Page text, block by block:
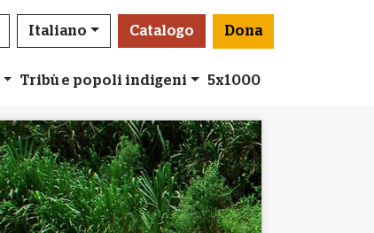
Italiano Catalogo Dona
Tribù e popoli indigeni 5x1000